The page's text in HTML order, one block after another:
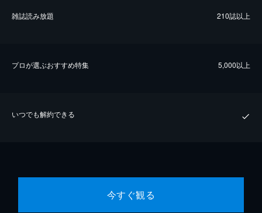
雑誌読み放題 210誌以上
プロが選ぶおすすめ特集 5,000以上
いつでも解約できる
今すぐ観る